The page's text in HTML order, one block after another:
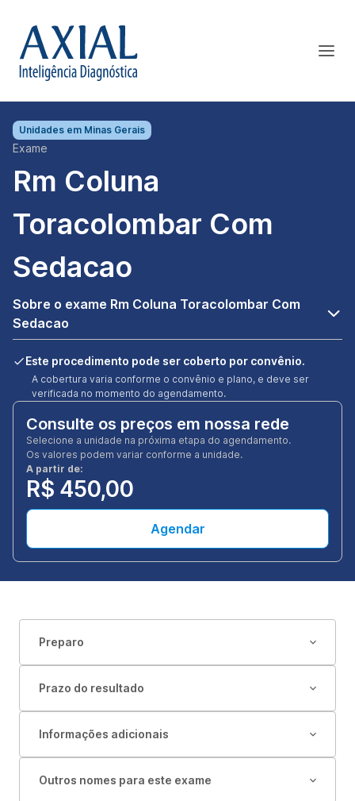
Unidades em Minas Gerais
Exame
Rm Coluna
Toracolombar Com
Sedacao
Sobre o exame Rm Coluna Toracolombar Com
Sedacao
Este procedimento pode ser coberto por convênio.
A cobertura varia conforme o convênio e plano, e deve ser
verificada no momento do agendamento.
Consulte os preços em nossa rede
Selecione a unidade na próxima etapa do agendamento.
Os valores podem variar conforme a unidade.
A partir de:
R$ 450,00
Agendar
Preparo
Prazo do resultado
Informações adicionais
Outros nomes para este exame